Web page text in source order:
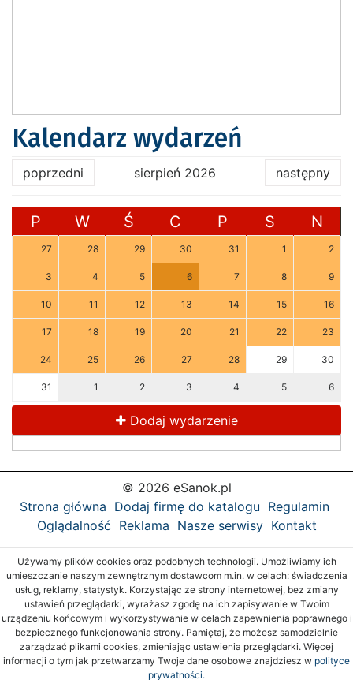
Kalendarz wydarzeń
poprzedni sierpień 2026 następny
P W Ś C P S N
27 28 29 30 31 1 2
3 4 5 6 7 8 9
10 11 12 13 14 15 16
17 18 19 20 21 22 23
24 25 26 27 28 29 30
31 1 2 3 4 5 6
Dodaj wydarzenie
© 2026 eSanok.pl
Strona główna Dodaj firmę do katalogu Regulamin
Oglądalność Reklama Nasze serwisy Kontakt
Używamy plików cookies oraz podobnych technologii. Umożliwiamy ich
umieszczanie naszym zewnętrznym dostawcom m.in. w celach: świadczenia
usług, reklamy, statystyk. Korzystając ze strony internetowej, bez zmiany
ustawień przeglądarki, wyrażasz zgodę na ich zapisywanie w Twoim
urządzeniu końcowym i wykorzystywanie w celach zapewnienia poprawnego i
bezpiecznego funkcjonowania strony. Pamiętaj, że możesz samodzielnie
zarządzać plikami cookies, zmieniając ustawienia przeglądarki. Więcej
informacji o tym jak przetwarzamy Twoje dane osobowe znajdziesz w polityce
prywatności.